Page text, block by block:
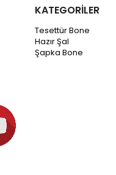
KATEGORİLER
Tesettür Bone
Hazır Şal
Şapka Bone